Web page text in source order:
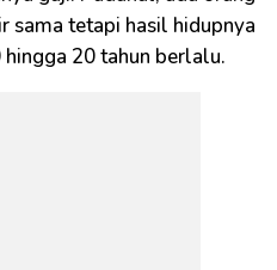
sama tetapi hasil hidupnya
20 tahun berlalu.